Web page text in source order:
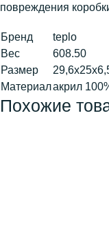
повреждения
Бренд
teplo
Вес
608.50
Размер
Материалакрил
Похожие